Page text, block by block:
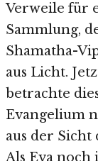
Verweile für
Sammlung,
Shamatha-
aus Licht.
betrachte
Evangelium
aus der
Als Eva noch